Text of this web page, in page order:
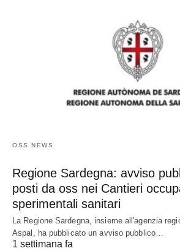
OSS NEWS
Regione Sardegna: avviso
posti da oss nei Cantieri
sperimentali sanitari
La Regione Sardegna, insieme all'agenzia
Aspal, ha pubblicato un avviso pubblico…
1 settimana fa